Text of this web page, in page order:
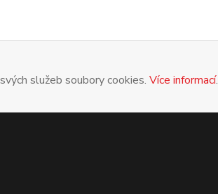
služeb soubory cookies. Více informací.